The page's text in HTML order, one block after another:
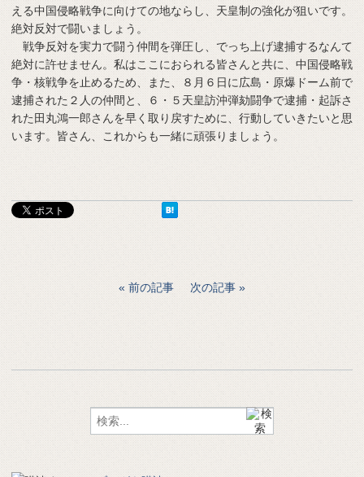
える中国侵略戦争に向けての地ならし、天皇制の強化が狙いです。
絶対反対で闘いましょう。
戦争反対を実力で闘う仲間を弾圧し、でっち上げ逮捕するなんて
絶対に許せません。私はここにおられる皆さんと共に、中国侵略戦
争・核戦争を止めるため、また、８月６日に広島・原爆ドーム前で
逮捕された２人の仲間と、６・５天皇訪沖弾劾闘争で逮捕・起訴さ
れた田丸鴻一郎さんを早く取り戻すために、行動していきたいと思
います。皆さん、これからも一緒に頑張りましょう。
前の記事 次の記事